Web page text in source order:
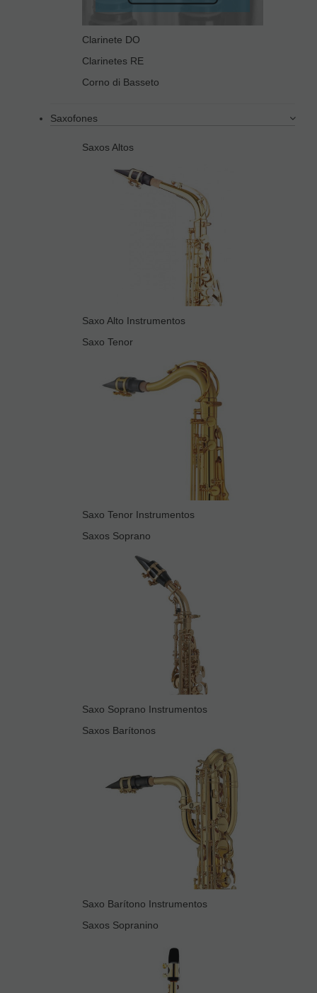
Clarinete DO
Clarinetes RE
Corno di Basseto
Saxofones
Saxos Altos
Saxo Alto Instrumentos
Saxo Tenor
Saxo Tenor Instrumentos
Saxos Soprano
Saxo Soprano Instrumentos
Saxos Barítonos
Saxo Barítono Instrumentos
Saxos Sopranino